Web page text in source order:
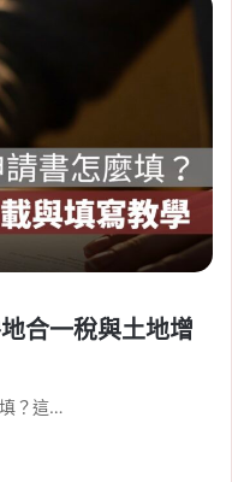
合一稅與土地增
？這…